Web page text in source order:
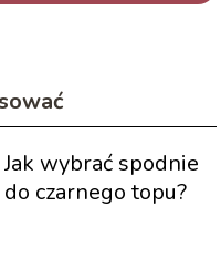
Jak wybrać spodnie
do czarnego topu?